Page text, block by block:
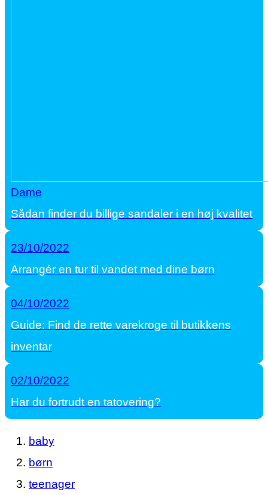
Dame
Sådan finder du billige sandaler i en høj kvalitet
23/10/2022
Arrangér en tur til vandet med dine børn
04/10/2022
Guide: Find de rette varekroge til butikkens
inventar
02/10/2022
Har du fortrudt en tatovering?
baby
børn
teenager